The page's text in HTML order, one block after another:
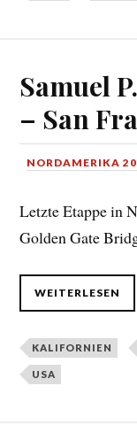
Samuel
– San
NORDAMERIKA
Letzte Etappe in
Golden Gate
WEITERLESEN
KALIFORNIEN
USA